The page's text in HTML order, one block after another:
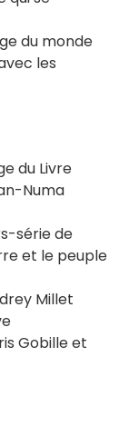
du monde
les
du Livre
Numa
série de
et le peuple
Millet
Gobille et